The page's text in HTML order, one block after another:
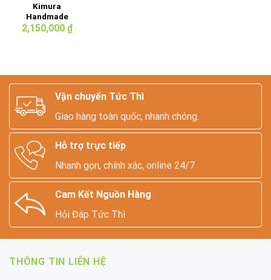
Kimura
Handmade
Leather Bag
2,150,000 ₫
Vận chuyển Tức Thì
Giao hàng toàn quốc, nhanh chóng.
Hỗ trợ trực tiếp
Nhanh gọn, chính xác, online 24/7
Cam Kết Nguồn Hàng
Hỏi Đáp Tức Thì
THÔNG TIN LIÊN HỆ